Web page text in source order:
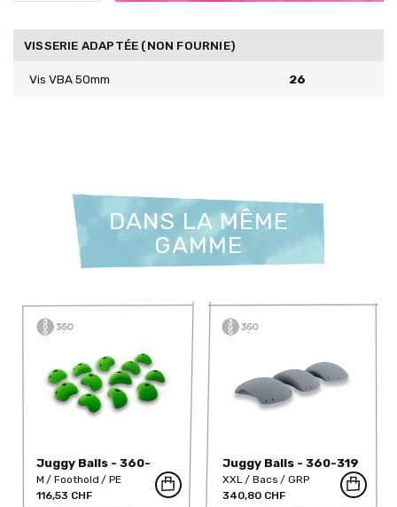
VISSERIE ADAPTÉE (NON FOURNIE)
Vis VBA 50mm 26
DANS LA MÊME
GAMME
Juggy Balls - 360-
315PE
M Foothold
PE
116,53 CHF
Juggy Balls - 360-319
XXL Bacs
GRP
340,80 CHF